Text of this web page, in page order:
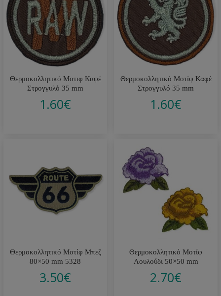
Θερμοκολλητικό Μοτιφ Καφέ
Στρογγυλό 35 mm
1.60€
Θερμοκολλητικό Μοτίφ Καφέ
Στρογγυλό 35 mm
1.60€
Θερμοκολλητικό Μοτίφ Μπεζ
80×50 mm 5328
3.50€
Θερμοκολλητικό Μοτίφ
Λουλούδι 50×50 mm
2.70€